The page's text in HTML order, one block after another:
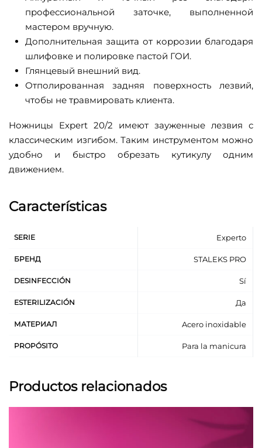
профессиональной заточке, выполненной
мастером вручную.
Дополнительная защита от коррозии благодаря
шлифовке и полировке пастой ГОИ.
Глянцевый внешний вид.
Отполированная задняя поверхность лезвий,
чтобы не травмировать клиента.
Ножницы Expert 20/2 имеют зауженные лезвия с
классическим изгибом. Таким инструментом можно
удобно и быстро обрезать кутикулу одним
движением.
Características
SERIE Experto
БРЕНД STALEKS PRO
DESINFECCIÓN Sí
ESTERILIZACIÓN Да
МАТЕРИАЛ Acero inoxidable
PROPÓSITO Para la manicura
Productos relacionados